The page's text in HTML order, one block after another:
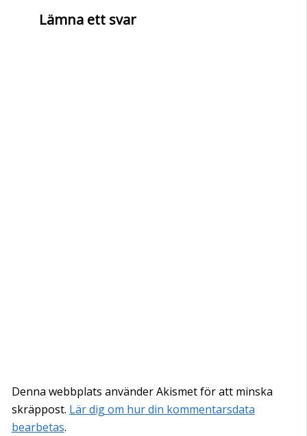
Lämna ett svar
Denna webbplats använder Akismet för att minska
skräppost. Lär dig om hur din kommentarsdata
bearbetas.